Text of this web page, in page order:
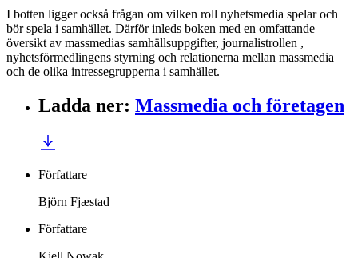
I botten ligger också frågan om vilken roll nyhetsmedia spelar och
bör spela i samhället. Därför inleds boken med en omfattande
översikt av massmedias samhällsuppgifter, journalistrollen ,
nyhetsförmedlingens styrning och relationerna mellan massmedia
och de olika intressegrupperna i samhället.
Ladda ner: Massmedia och företagen
Författare
Björn Fjæstad
Författare